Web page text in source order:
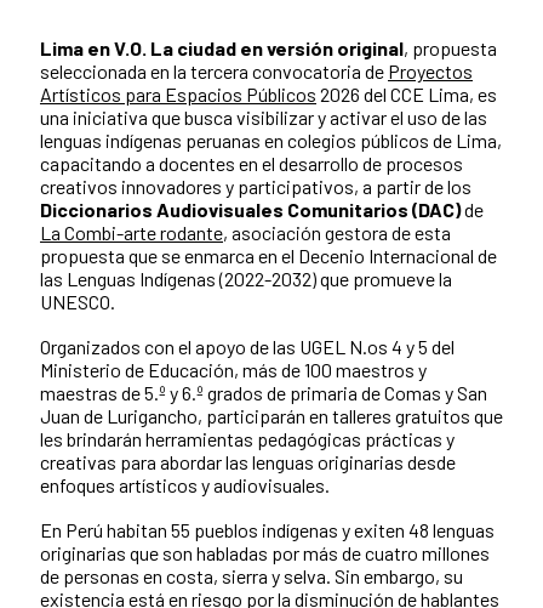
Lima en V.O. La ciudad en versión original, propuesta
seleccionada en la tercera convocatoria de Proyectos
Artísticos para Espacios Públicos 2026 del CCE Lima, es
una iniciativa que busca visibilizar y activar el uso de las
lenguas indígenas peruanas en colegios públicos de Lima,
capacitando a docentes en el desarrollo de procesos
creativos innovadores y participativos, a partir de los
Diccionarios Audiovisuales Comunitarios (DAC)de
La Combi-arte rodante, asociación gestora de esta
propuesta que se enmarca en el Decenio Internacional de
las Lenguas Indígenas (2022-2032) que promueve la
UNESCO.
Organizados con el apoyo de las UGEL N.os 4 y 5 del
Ministerio de Educación, más de 100 maestros y
maestras de 5.º y 6.º grados de primaria de Comas y San
Juan de Lurigancho, participarán en talleres gratuitos que
les brindarán herramientas pedagógicas prácticas y
creativas para abordar las lenguas originarias desde
enfoques artísticos y audiovisuales.
En Perú habitan 55 pueblos indígenas y exiten 48 lenguas
originarias que son habladas por más de cuatro millones
de personas en costa, sierra y selva. Sin embargo, su
existencia está en riesgo por la disminución de hablantes